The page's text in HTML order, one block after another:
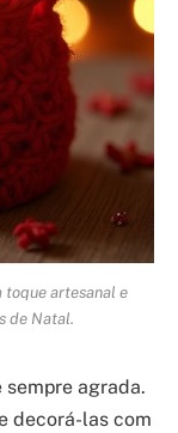
toque artesanal e
de Natal.
agrada.
decorá-las com